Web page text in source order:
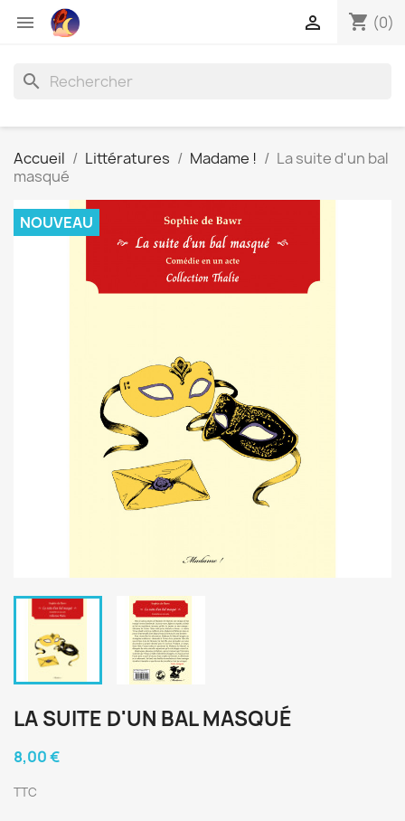
 shopping_cart (0)

search
Accueil Littératures Madame !
La suite d'un bal
masqué
NOUVEAU
LA SUITE D'UN BAL MASQUÉ
8,00 €
TTC